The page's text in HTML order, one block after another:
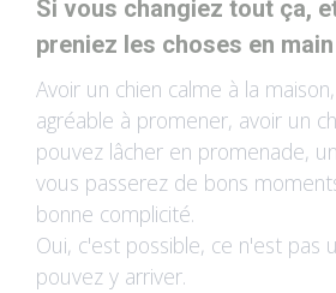
Si vous changiez tout ça,
preniez les choses en
Avoir un chien calme à la
agréable à promener, avoir un
pouvez lâcher en promenade,
vous passerez de bons
bonne complicité.
Oui, c'est possible, ce n'est pas
pouvez y arriver.